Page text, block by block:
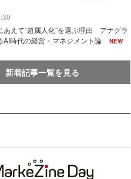
あえて“超属人化”を選ぶ理由 アナグラ
AI時代の経営・マネジメント論
NEW
新着記事一覧を見る